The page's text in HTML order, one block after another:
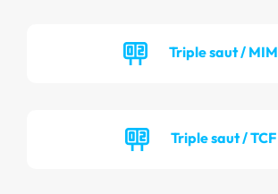
Triple saut / MIM
Triple saut / TCF